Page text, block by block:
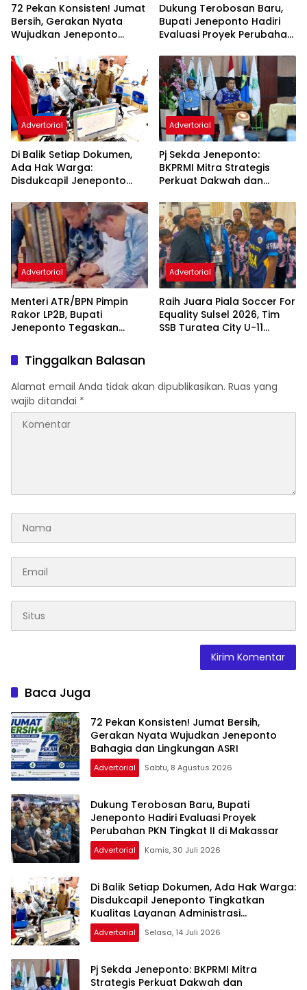
72 Pekan Konsisten! Jumat
Bersih, Gerakan Nyata
Wujudkan Jeneponto
ASRI
Dukung Terobosan Baru,
Bupati Jeneponto Hadiri
Evaluasi Proyek Perubahan
Advertorial
Di Balik Setiap Dokumen,
Ada Hak Warga:
Disdukcapil Jeneponto
Layanan Administrasi
Kependudukan
Advertorial
Pj Sekda Jeneponto:
BKPRMI Mitra Strategis
Perkuat Dakwah dan
Advertorial
Menteri ATR/BPN Pimpin
Rakor LP2B, Bupati
Jeneponto Tegaskan
Pertanian
Advertorial
Raih Juara Piala Soccer For
Equality Sulsel 2026, Tim
SSB Turatea City U-11
Tinggalkan Balasan
Alamat email Anda tidak akan dipublikasikan. Ruas yang
wajib ditandai *
Baca Juga
72 Pekan Konsisten! Jumat Bersih,
Gerakan Nyata Wujudkan Jeneponto
Bahagia dan Lingkungan ASRI
Advertorial Sabtu, 8 Agustus 2026
Dukung Terobosan Baru, Bupati
Jeneponto Hadiri Evaluasi Proyek
Perubahan PKN Tingkat II di Makassar
Advertorial Kamis, 30 Juli 2026
Di Balik Setiap Dokumen, Ada Hak Warga:
Disdukcapil Jeneponto Tingkatkan
Kualitas Layanan Administrasi
Kependudukan
Advertorial Selasa, 14 Juli 2026
Pj Sekda Jeneponto: BKPRMI Mitra
Strategis Perkuat Dakwah dan